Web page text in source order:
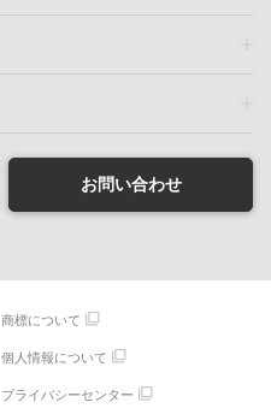
お問い合わせ
商標について
個人情報について
プライバシーセンター